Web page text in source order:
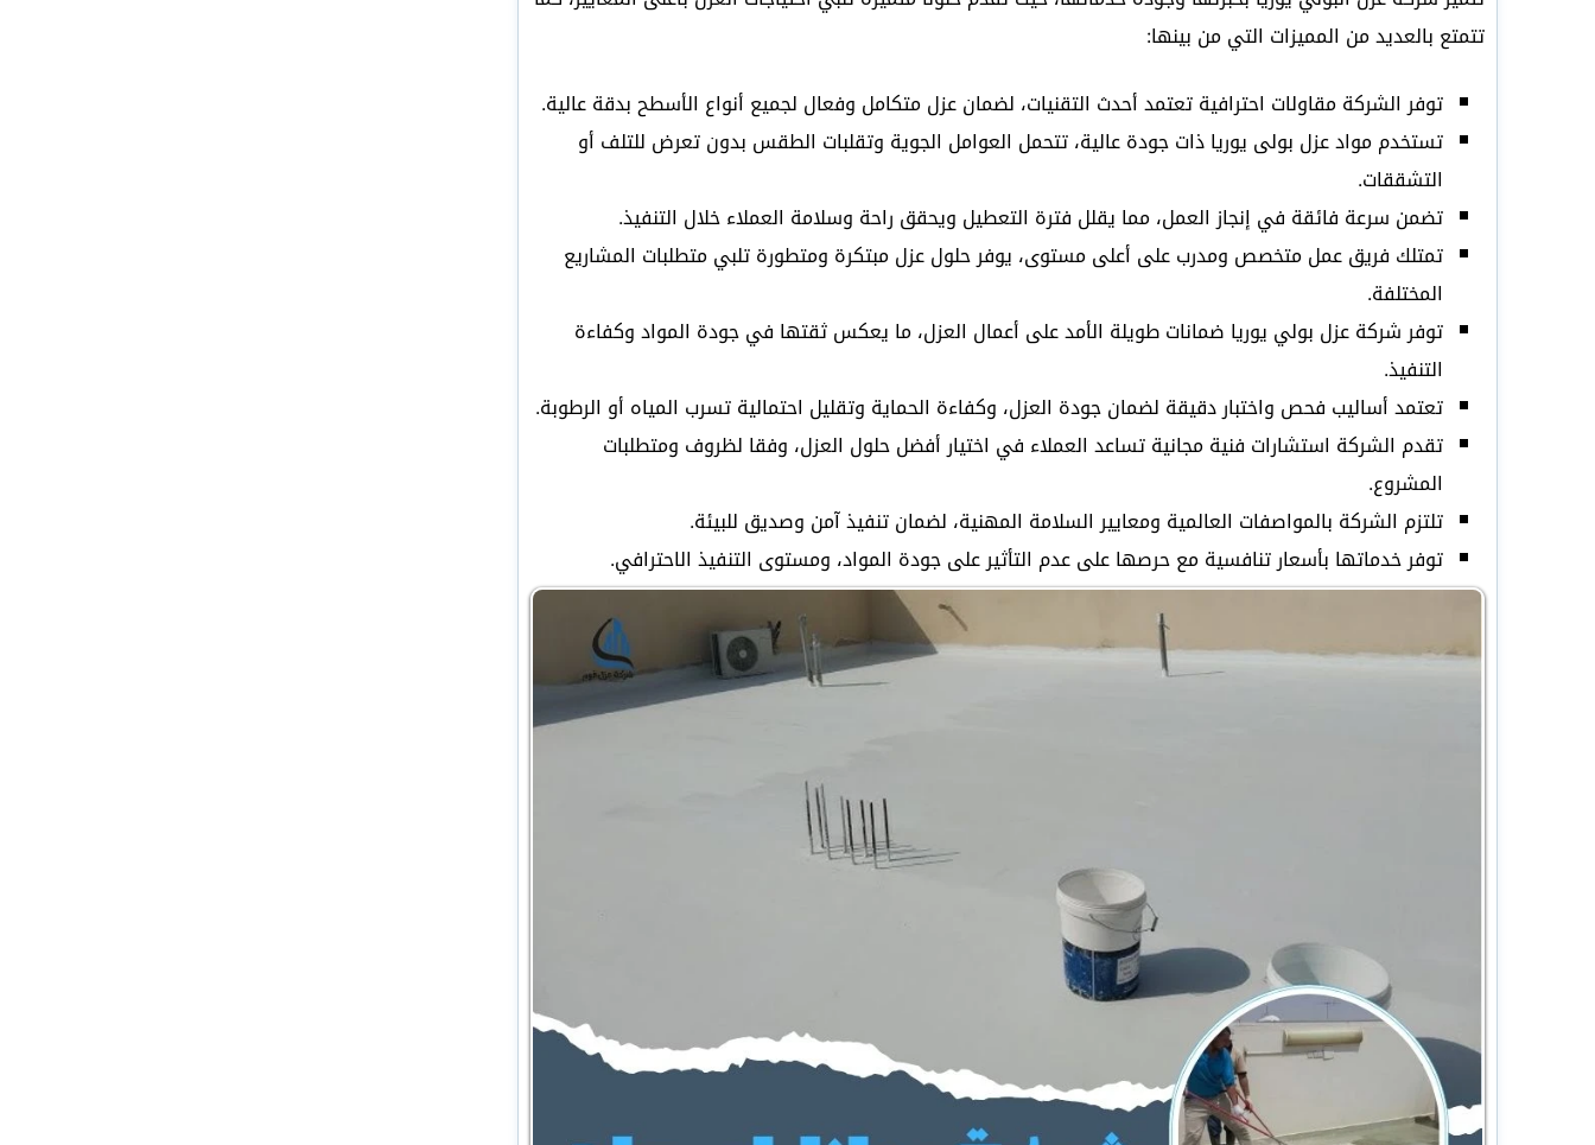
تتمتع بالعديد من المميزات التي من بينها:
توفر الشركة مقاولات احترافية تعتمد أحدث التقنيات، لضمان عزل متكامل وفعال لجميع أنواع الأسطح بدقة عالية.
تستخدم مواد عزل بولى يوريا ذات جودة عالية، تتحمل العوامل الجوية وتقلبات الطقس بدون تعرض للتلف أو
التشققات.
تضمن سرعة فائقة في إنجاز العمل، مما يقلل فترة التعطيل ويحقق راحة وسلامة العملاء خلال التنفيذ.
تمتلك فريق عمل متخصص ومدرب على أعلى مستوى، يوفر حلول عزل مبتكرة ومتطورة تلبي متطلبات المشاريع
المختلفة.
توفر شركة عزل بولي يوريا ضمانات طويلة الأمد على أعمال العزل، ما يعكس ثقتها في جودة المواد وكفاءة
التنفيذ.
تعتمد أساليب فحص واختبار دقيقة لضمان جودة العزل، وكفاءة الحماية وتقليل احتمالية تسرب المياه أو الرطوبة.
تقدم الشركة استشارات فنية مجانية تساعد العملاء في اختيار أفضل حلول العزل، وفقا لظروف ومتطلبات
المشروع.
تلتزم الشركة بالمواصفات العالمية ومعايير السلامة المهنية، لضمان تنفيذ آمن وصديق للبيئة.
توفر خدماتها بأسعار تنافسية مع حرصها على عدم التأثير على جودة المواد، ومستوى التنفيذ الاحترافي.